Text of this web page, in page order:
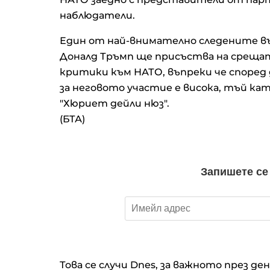
наблюдатели.
Един от най-внимателно следените
Доналд Тръмп ще присъства на
критики към НАТО, въпреки че
за неговото участие е висока, тъй
"Хюриет дейли нюз".
(БТА)
Това се случи Dnes, за важното през